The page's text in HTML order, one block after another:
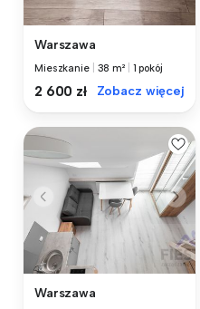
Warszawa
Mieszkanie 38 m² 1 pokój
2 600 zł Zobacz więcej
Warszawa